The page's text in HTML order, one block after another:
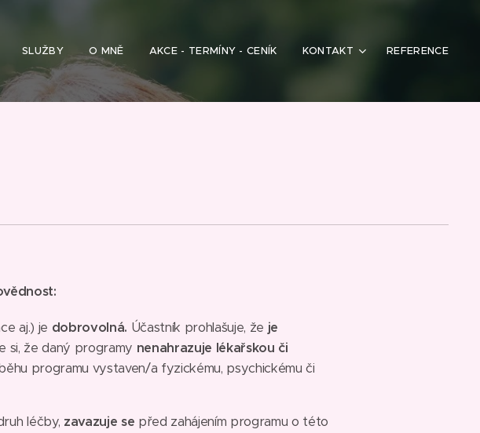
SLUŽBY O MNĚ AKCE - TERMÍNY - CENÍK KONTAKT REFERENCE
aj.) je dobrovolná. Účastník prohlašuje, že je
si, že daný programy nenahrazuje lékařskou či
programu vystaven/a fyzickému, psychickému či
léčby, zavazuje se před zahájením programu o této